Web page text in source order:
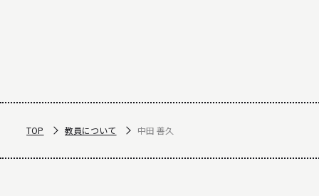
TOP 教員について 中田 善久